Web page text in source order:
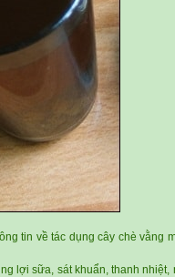
tin vềtác dụng cây chè vằng
lợi sữa, sát khuẩn, thanh nhiệt,